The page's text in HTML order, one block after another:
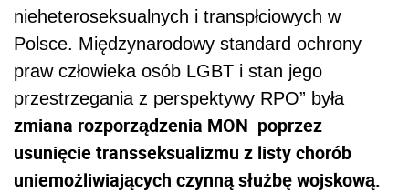
nieheteroseksualnych i transpłciowych w
Polsce. Międzynarodowy standard ochrony
praw człowieka osób LGBT i stan jego
przestrzegania z perspektywy RPO” była
zmiana rozporządzenia MON poprzez
usunięcie transseksualizmu z listy chorób
uniemożliwiających czynną służbę wojskową.